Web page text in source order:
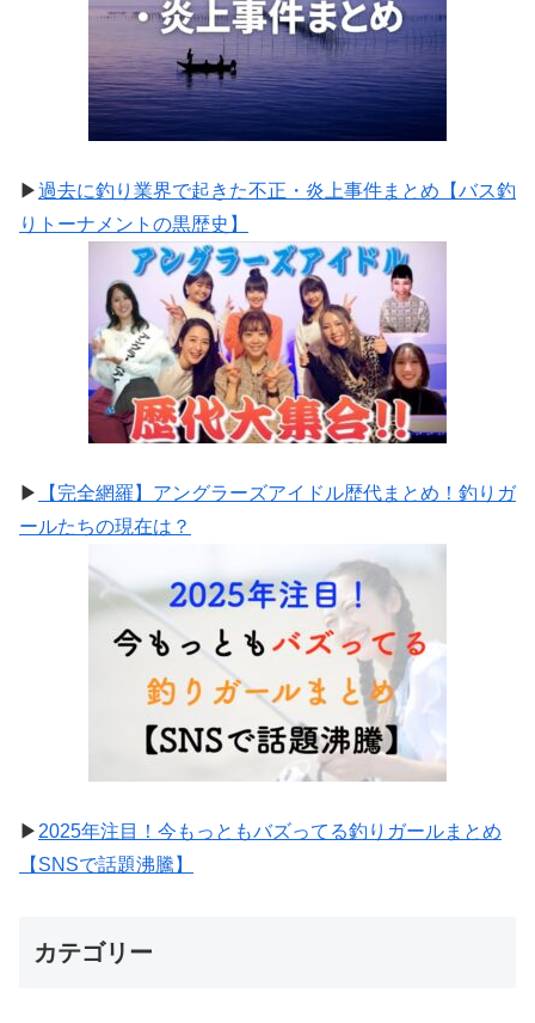
▶過去に釣り業界で起きた不正・炎上事件まとめ【バス釣
りトーナメントの黒歴史】
▶
【完全網羅】アングラーズアイドル歴代まとめ！釣りガ
ールたちの現在は？
▶ 2025年注目！今もっともバズってる釣りガールまとめ
【SNSで話題沸騰】
カテゴリー